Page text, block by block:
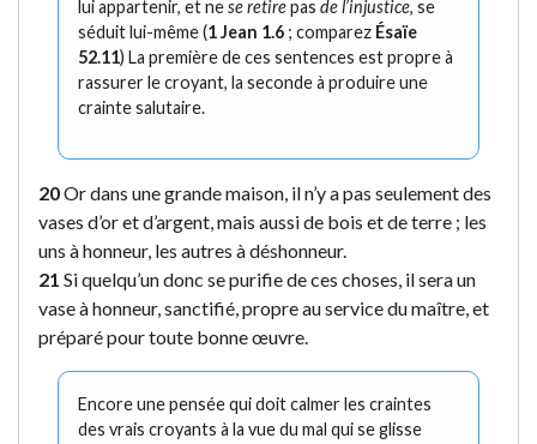
lui appartenir, et nese retirepas de l’injustice, se
séduit lui-même (1 Jean 1.6 ; comparez Ésaïe
52.11) La première de ces sentences est propre à
rassurer le croyant, la seconde à produire une
crainte salutaire.
20Or dans une grande maison, il n’y a pas seulement des
vases d’or et d’argent, mais aussi de bois et de terre ; les
uns à honneur, les autres à déshonneur.
21 Si quelqu’un donc se purifie de ces choses, il sera un
vase à honneur, sanctifié, propre au service du maître, et
préparé pour toute bonne œuvre.
Encore une pensée qui doit calmer les craintes
des vrais croyants à la vue du mal qui se glisse